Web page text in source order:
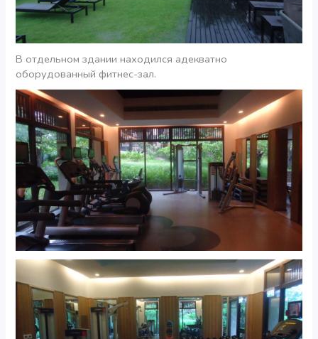
В отдельном здании находился адекватно
оборудованный фитнес-зал.